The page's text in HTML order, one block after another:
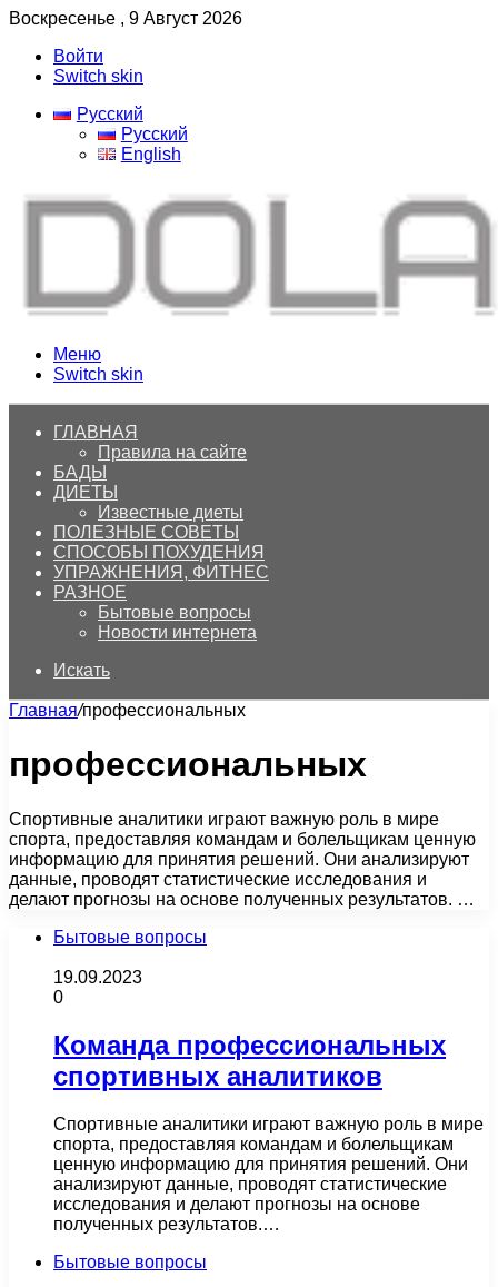
Воскресенье , 9 Август 2026
Войти
Switch skin
Русский
Русский
English
Меню
Switch skin
ГЛАВНАЯ
Правила на сайте
БАДЫ
ДИЕТЫ
Известные диеты
ПОЛЕЗНЫЕ СОВЕТЫ
СПОСОБЫ ПОХУДЕНИЯ
УПРАЖНЕНИЯ, ФИТНЕС
РАЗНОЕ
Бытовые вопросы
Новости интернета
Искать
Главная/профессиональных
профессиональных
Спортивные аналитики играют важную роль в мире
спорта, предоставляя командам и болельщикам ценную
информацию для принятия решений. Они анализируют
данные, проводят статистические исследования и
делают прогнозы на основе полученных результатов. …
Бытовые вопросы
19.09.2023
0
Команда профессиональных
спортивных аналитиков
Спортивные аналитики играют важную роль в мире
спорта, предоставляя командам и болельщикам
ценную информацию для принятия решений. Они
анализируют данные, проводят статистические
исследования и делают прогнозы на основе
полученных результатов.…
Бытовые вопросы